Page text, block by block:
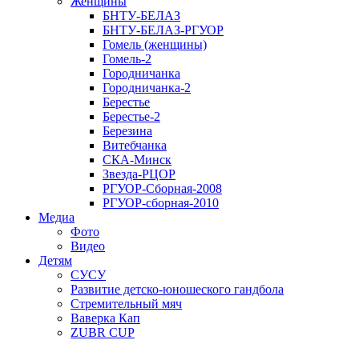
БНТУ-БЕЛАЗ
БНТУ-БЕЛАЗ-РГУОР
Гомель (женщины)
Гомель-2
Городничанка
Городничанка-2
Берестье
Берестье-2
Березина
Витебчанка
СКА-Минск
Звезда-РЦОР
РГУОР-Сборная-2008
РГУОР-сборная-2010
Медиа
Фото
Видео
Детям
СУСУ
Развитие детско-юношеского гандбола
Стремительный мяч
Ваверка Кап
ZUBR CUP